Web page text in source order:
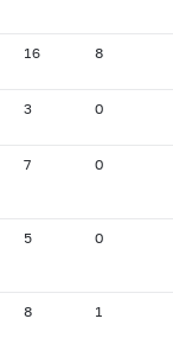
16 8
3 0
7 0
5 0
8 1